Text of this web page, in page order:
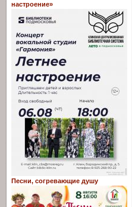
настроение»
Песни, согревающие душу